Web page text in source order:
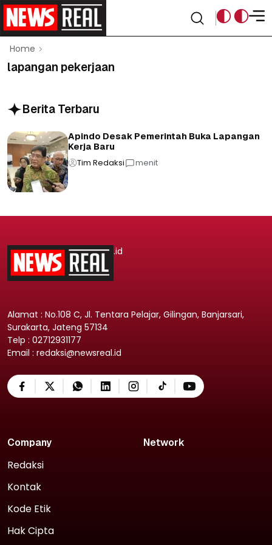
Home
lapangan pekerjaan
Berita Terbaru
Apindo Desak Pemerintah Buka Lapangan
Kerja Baru
Tim Redaksi menit
.id
Alamat : No.108 C, Jl. Tentara Pelajar, Gilingan, Banjarsari,
Surakarta, Jateng 57134
Telp : 02712931177
Email : redaksi@newsreal.id
Company
Redaksi
Kontak
Kode Etik
Hak Cipta
Network